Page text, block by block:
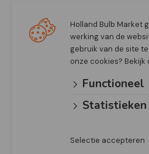
RetailHolland Bulb Market
werking van de
gebruik van de site
onze cookies? Bekijk
Functioneel
Statistieken
Selectie accepteren